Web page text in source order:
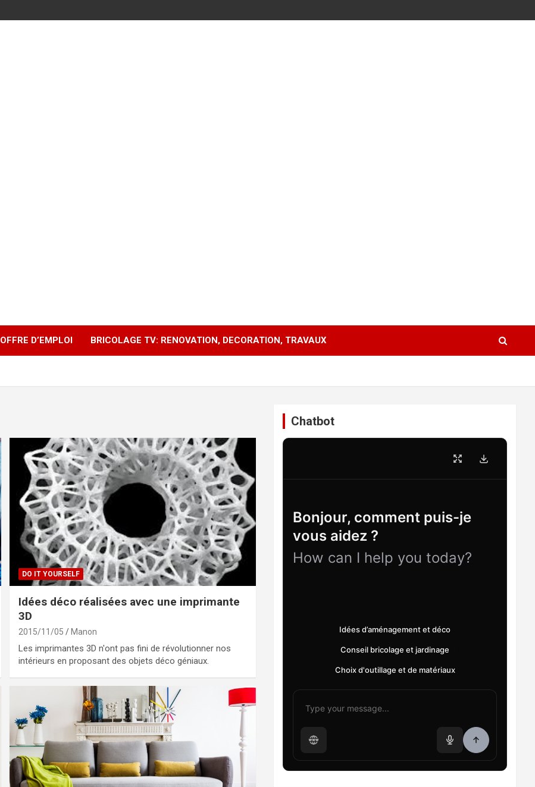
OFFRE D’EMPLOI BRICOLAGE TV: RENOVATION, DECORATION, TRAVAUX
DO IT YOURSELF
Idées déco réalisées avec une imprimante
3D
2015/11/05 Manon
Les imprimantes 3D n'ont pas fini de révolutionner nos
intérieurs en proposant des objets déco géniaux.
Chatbot
Bonjour, comment puis-je
vous aidez ?
How can I help you today?
Idées d’aménagement et déco
Conseil bricolage et jardinage
Choix d'outillage et de matériaux